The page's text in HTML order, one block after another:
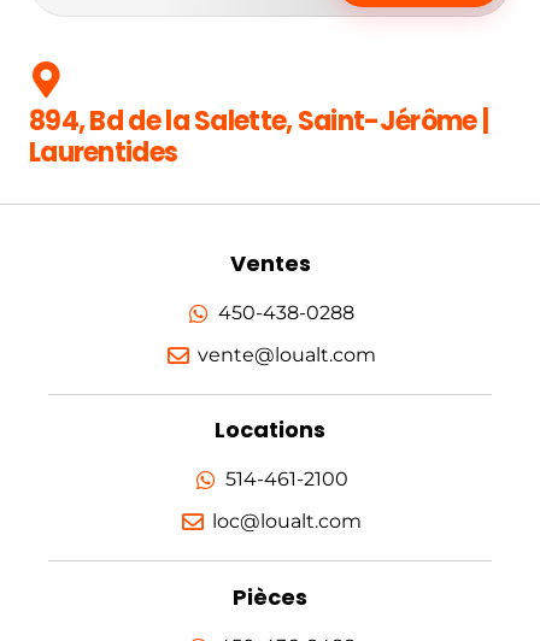
894, Bd de la Salette, Saint-Jérôme |
Laurentides
Ventes
450-438-0288
vente@loualt.com
Locations
514-461-2100
loc@loualt.com
Pièces